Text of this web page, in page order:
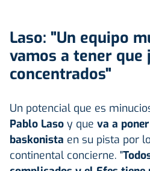
Laso: "Un equipo
vamos a tener que
concentrados"
Un potencial que es
Pablo Laso y que va a
baskonista en su pista por
continental concierne. "